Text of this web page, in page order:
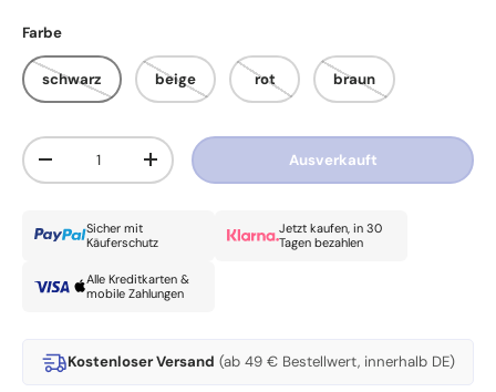
Farbe
schwarz beige rot braun
Anzahl
Menge verringernMenge erhöhen Ausverkauft
Sicher mit
Käuferschutz
Jetzt kaufen, in 30
Tagen bezahlen
Alle Kreditkarten &
mobile Zahlungen
Kostenloser Versand (ab 49 € Bestellwert, innerhalb DE)